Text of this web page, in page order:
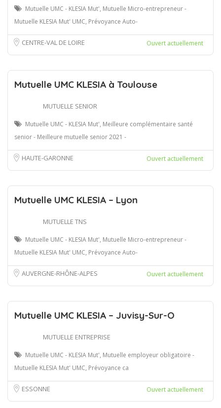
Mutuelle UMC - KLESIA Mut', Mutuelle Micro-entrepreneur -
Mutuelle KLESIA Mut' UMC, Prévoyance Auto-
CENTRE-VAL DE LOIRE Ouvert actuellement
Mutuelle UMC KLESIA à Toulouse
MUTUELLE SENIOR
Mutuelle UMC - KLESIA Mut', Meilleure complémentaire santé
senior - Meilleure mutuelle senior 2021 -
HAUTE-GARONNE Ouvert actuellement
Mutuelle UMC KLESIA – Lyon
MUTUELLE TNS
Mutuelle UMC - KLESIA Mut', Mutuelle Micro-entrepreneur -
Mutuelle KLESIA Mut' UMC, Prévoyance Auto-
AUVERGNE-RHÔNE-ALPES Ouvert actuellement
Mutuelle UMC KLESIA – Juvisy-Sur-O
MUTUELLE ENTREPRISE
Mutuelle UMC - KLESIA Mut', Mutuelle employeur obligatoire -
Mutuelle KLESIA Mut' UMC, Prévoyance ca
ESSONNE Ouvert actuellement